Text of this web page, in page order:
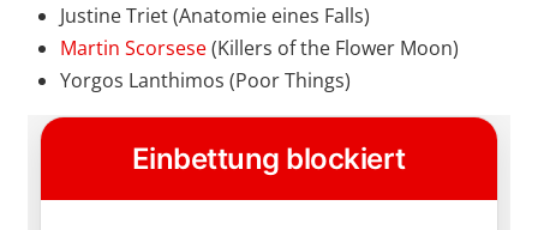
Justine Triet (Anatomie eines Falls)
Martin Scorsese(Killers of the Flower Moon)
Yorgos Lanthimos (Poor Things)